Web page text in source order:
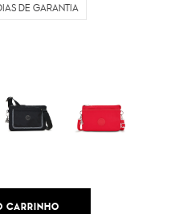
DE GARANTIA
CARRINHO